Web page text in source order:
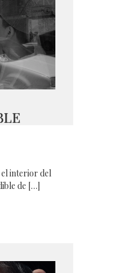
el interior del
de […]